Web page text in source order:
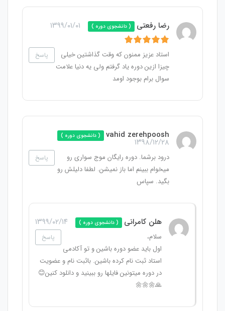
رضا رفعتی ( دانشجوی دوره ) ۱۳۹۹/۰۱/۰۱
پاسخ
استاد عزیز ممنون که وقت گذاشتین خیلی
چیزا ازین دوره یاد گرفتم ولی یه دنیا علامت
سوال برام بوجود اومد
vahid zerehpoosh ( دانشجوی دوره )
۱۳۹۸/۱۲/۲۸
پاسخ
درود برشما. دوره رایگان موج سواری رو
میخوام ببینم اما باز نمیشن. لطفا دلیلش رو
بگید. سپاس
هلن کامرانی ( دانشجوی دوره ) ۱۳۹۹/۰۲/۱۴
پاسخ
سلام،
اول باید عضو دوره باشین و تو آکادمی
استاد ثبت نام کرده باشین. باثبت نام و عضویت
در دوره میتونین فایلها رو ببینید و دانلود کنین😊
🙏🌼🌼🌼